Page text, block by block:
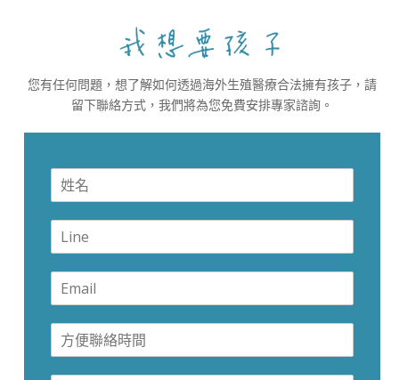
您有任何問題，想了解如何透過海外生殖醫療合法擁有孩子，請
留下聯絡方式，我們將為您免費安排專家諮詢。